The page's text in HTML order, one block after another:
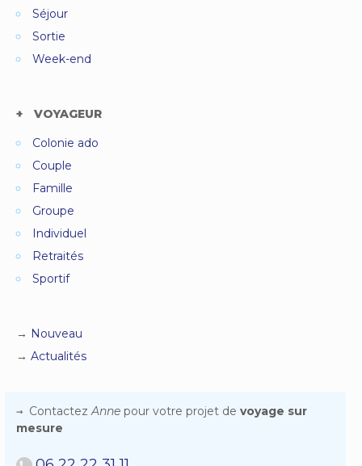
Séjour
Sortie
Week-end
VOYAGEUR
Colonie ado
Couple
Famille
Groupe
Individuel
Retraités
Sportif
Nouveau
Actualités
ContactezAnne pour votre projet de voyage sur
mesure